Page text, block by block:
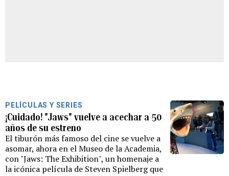
PELÍCULAS Y SERIES
¡Cuidado! "Jaws" vuelve a acechar a 50
años de su estreno
El tiburón más famoso del cine se vuelve a
asomar, ahora en el Museo de la Academia,
con "Jaws: The Exhibition", un homenaje a
la icónica película de Steven Spielberg que